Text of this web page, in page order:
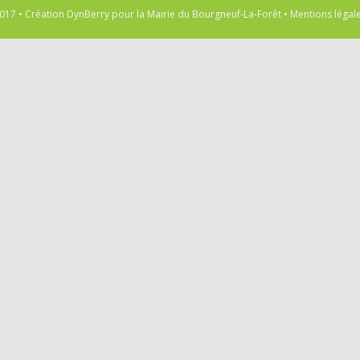
• Création DynBerry pour la Mairie du Bourgneuf-La-Forêt • Mentions